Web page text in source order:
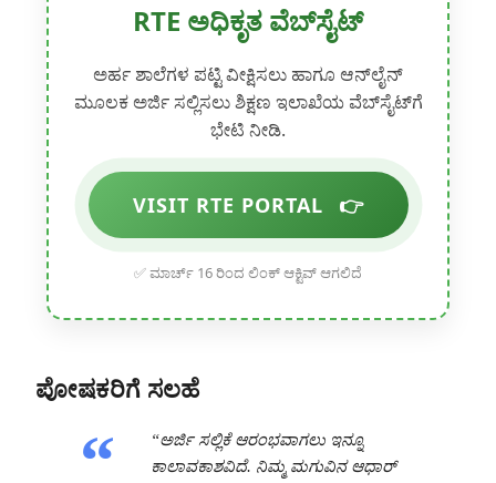
RTE ಅಧಿಕೃತ ವೆಬ್‌ಸೈಟ್
ಅರ್ಹ ಶಾಲೆಗಳ ಪಟ್ಟಿ ವೀಕ್ಷಿಸಲು ಹಾಗೂ ಆನ್‌ಲೈನ್
ಮೂಲಕ ಅರ್ಜಿ ಸಲ್ಲಿಸಲು ಶಿಕ್ಷಣ ಇಲಾಖೆಯ ವೆಬ್‌ಸೈಟ್‌ಗೆ
ಭೇಟಿ ನೀಡಿ.
VISIT RTE PORTAL 👉
✅ ಮಾರ್ಚ್ 16 ರಿಂದ ಲಿಂಕ್ ಆಕ್ಟಿವ್ ಆಗಲಿದೆ
ಪೋಷಕರಿಗೆ ಸಲಹೆ
“ಅರ್ಜಿ ಸಲ್ಲಿಕೆ ಆರಂಭವಾಗಲು ಇನ್ನೂ
ಕಾಲಾವಕಾಶವಿದೆ. ನಿಮ್ಮ ಮಗುವಿನ ಆಧಾರ್